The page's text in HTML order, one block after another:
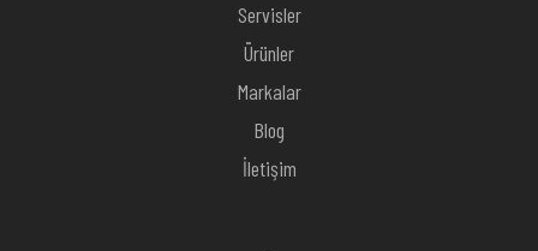
Servisler
Ürünler
Markalar
Blog
İletişim